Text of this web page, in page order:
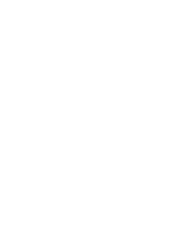
l'
économies,
hybrides ou les
SUV et berlinettes
IMPORTER